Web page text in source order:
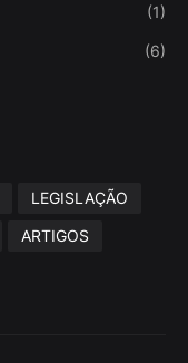
(1)
(6)
LEGISLAÇÃO
ARTIGOS